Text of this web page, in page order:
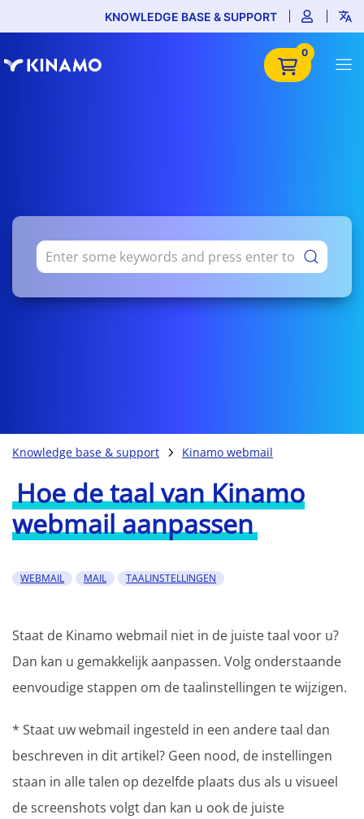
KNOWLEDGE BASE & SUPPORT
0
Knowledge base & support Kinamo webmail
Hoe de taal van Kinamo
webmail aanpassen
WEBMAIL MAIL TAALINSTELLINGEN
Staat de Kinamo webmail niet in de juiste taal voor u?
Dan kan u gemakkelijk aanpassen. Volg onderstaande
eenvoudige stappen om de taalinstellingen te wijzigen.
* Staat uw webmail ingesteld in een andere taal dan
beschreven in dit artikel? Geen nood, de instellingen
staan in alle talen op dezelfde plaats dus als u visueel
de screenshots volgt dan kan u ook de juiste